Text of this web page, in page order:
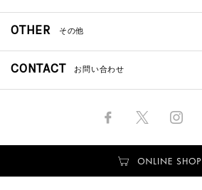
OTHER その他
CONTACT お問い合わせ